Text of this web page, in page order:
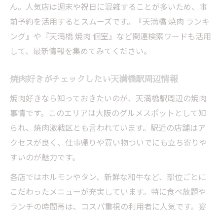
ん。人気店は週末や祝日に混雑することが多いため、事
前予約を活用するとスムーズです。『天満橋 焼肉 ランキ
ング』や『天満橋 焼肉 個室』など関連検索ワードも活用
して、最新情報を集めてみてください。
焼肉好きがチェックしたい天満橋駅周辺情報
焼肉好きなら知っておきたいのが、天満橋駅周辺の焼肉
事情です。このエリアは大阪のグルメスポットとして知
られ、焼肉激戦区とも言われています。駅近の店舗はア
クセスが良く、仕事帰りや買い物ついでにも立ち寄りや
すいのが魅力です。
各店ではホルモンやタン、新鮮な和牛など、部位ごとに
こだわったメニューが充実しています。特に食べ放題や
ランチの時間帯は、コスパ重視の利用者に人気です。宴